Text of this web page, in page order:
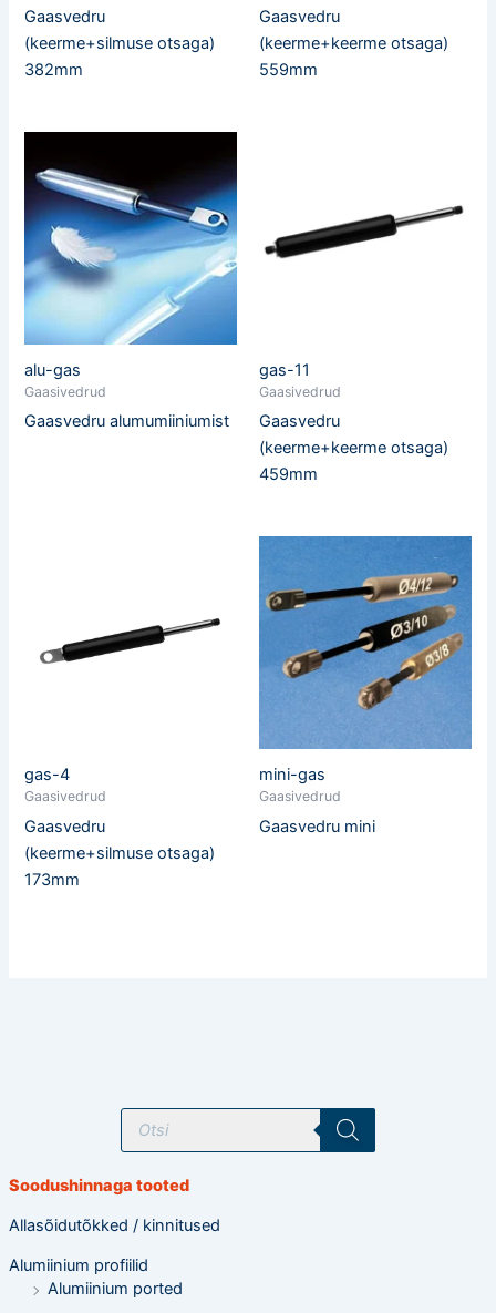
T
o
t
o
t
s
i
n
g
Soodushinnaga tooted
Allasõidutõkked / kinnitused
Alumiinium profiilid
Alumiinium ported
Gaasvedru
(keerme+silmuse otsaga)
382mm
Gaasvedru
(keerme+keerme otsaga)
559mm
alu-gas
Gaasivedrud
Gaasvedru alumumiiniumist
gas-11
Gaasivedrud
Gaasvedru
(keerme+keerme otsaga)
459mm
gas-4
Gaasivedrud
Gaasvedru
(keerme+silmuse otsaga)
173mm
mini-gas
Gaasivedrud
Gaasvedru mini